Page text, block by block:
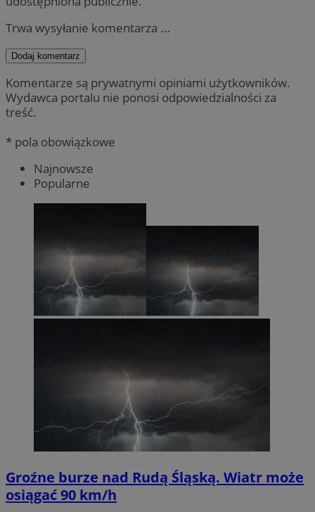
Trwa wysyłanie komentarza ...
Dodaj komentarz
Komentarze są prywatnymi opiniami użytkowników.
Wydawca portalu nie ponosi odpowiedzialności za
treść.
* pola obowiązkowe
Najnowsze
Popularne
Groźne burze nad Rudą Śląską. Wiatr może
osiągać 90 km/h